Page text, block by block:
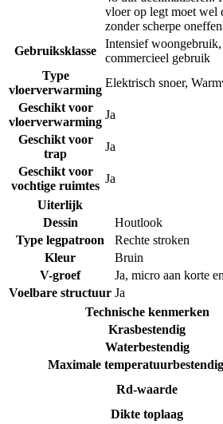
vloer op legt moet wel
zonder scherpe
Gebruiksklasse
Intensief woongebruik,
commercieel gebruik
Type
vloerverwarming
Elektrisch snoer,
Geschikt voor
vloerverwarming
Ja
Geschikt voor
trap
Ja
Geschikt voor
vochtige ruimtes
Ja
Uiterlijk
Dessin
Houtlook
Type legpatroon
Rechte stroken
Kleur
Bruin
V-groef
Ja, micro aan korte
Voelbare structuur Ja
Technische kenmerken
Krasbestendig
Waterbestendig
Maximale
Rd-waarde
Dikte toplaag